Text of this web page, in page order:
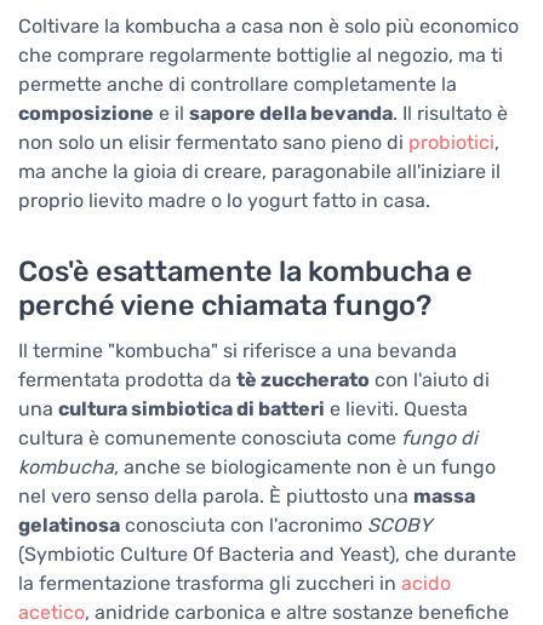
Coltivare la kombucha a casa non è solo più economico
che comprare regolarmente bottiglie al negozio, ma ti
permette anche di controllare completamente la
composizione e il sapore della bevanda. Il risultato è
non solo un elisir fermentato sano pieno di probiotici,
ma anche la gioia di creare, paragonabile all'iniziare il
proprio lievito madre o lo yogurt fatto in casa.
Cos'è esattamente la kombucha e
perché viene chiamata fungo?
Il termine "kombucha" si riferisce a una bevanda
fermentata prodotta da tè zuccherato con l'aiuto di
una cultura simbiotica di batteri e lieviti. Questa
cultura è comunemente conosciuta come fungo di
kombucha, anche se biologicamente non è un fungo
nel vero senso della parola. È piuttosto una massa
gelatinosa conosciuta con l'acronimo SCOBY
(Symbiotic Culture Of Bacteria and Yeast), che durante
la fermentazione trasforma gli zuccheri in acido
acetico, anidride carbonica e altre sostanze benefiche